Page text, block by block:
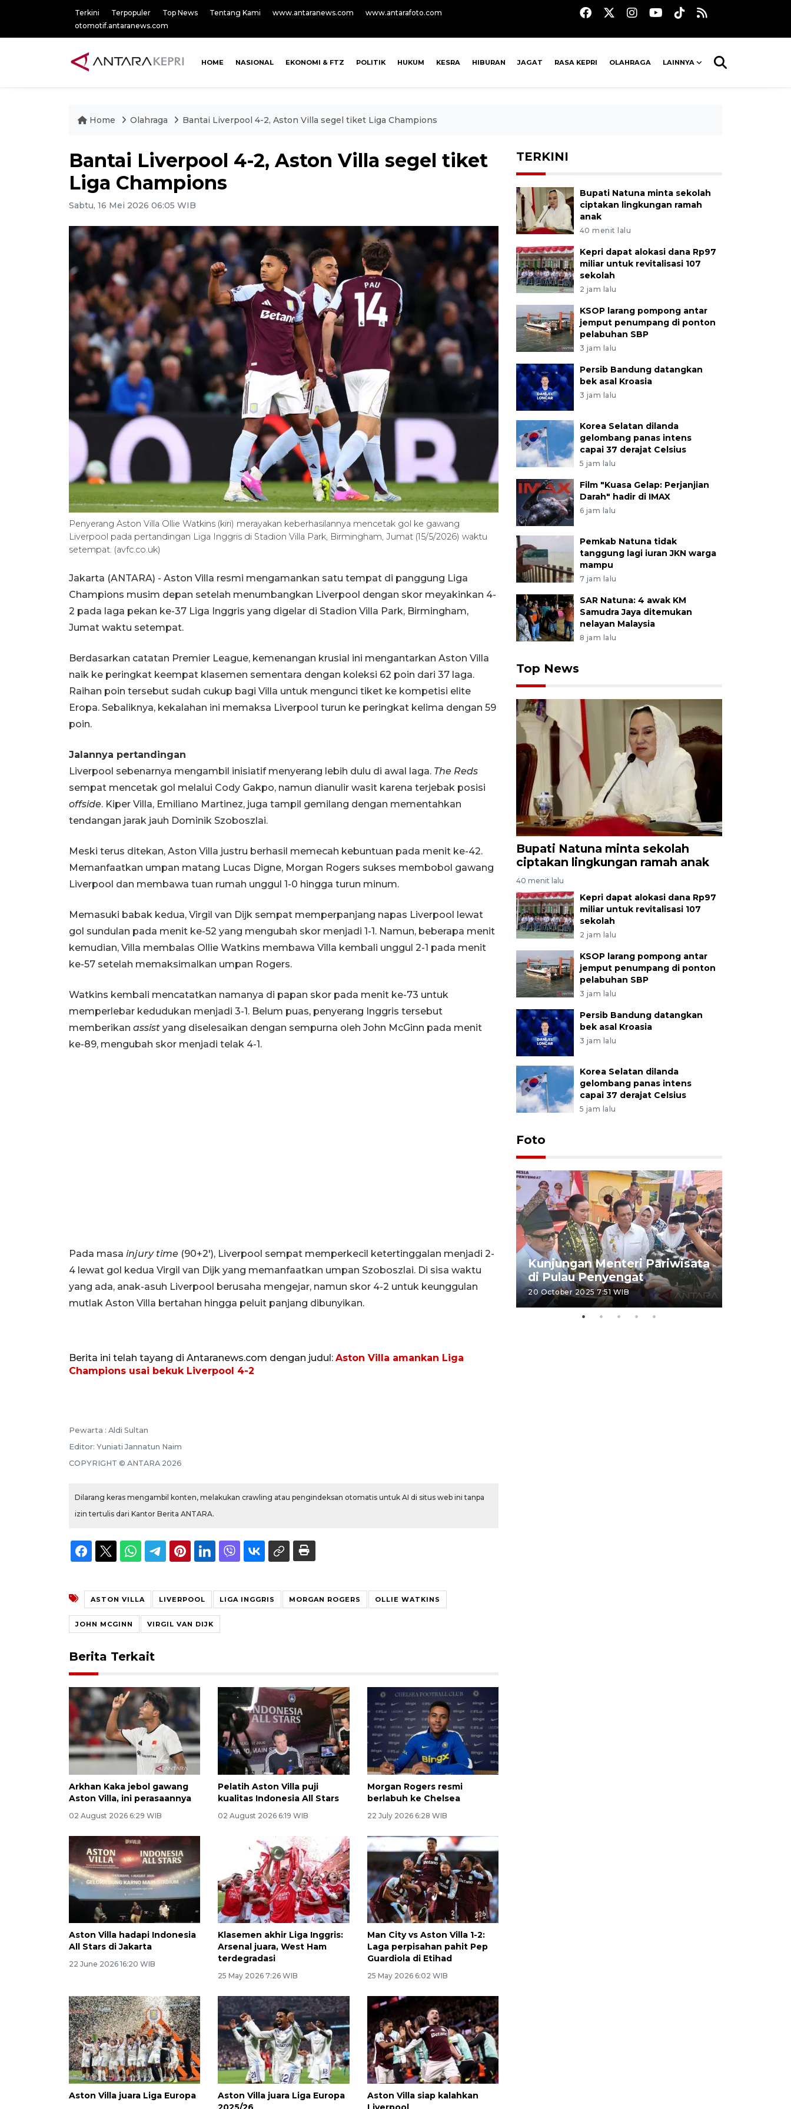
Terkini Terpopuler Top News Tentang Kami www.antaranews.com
www.antarafoto.com
otomotif.antaranews.com
HOME NASIONAL EKONOMI & FTZ POLITIK HUKUM KESRA HIBURAN JAGAT RASA KEPRI OLAHRAGA LAINNYA
Home Olahraga Bantai Liverpool 4-2, Aston Villa segel tiket Liga Champions
Bantai Liverpool 4-2, Aston Villa segel tiket
Liga Champions
Sabtu, 16 Mei 2026 06:05 WIB
Penyerang Aston Villa Ollie Watkins (kiri) merayakan keberhasilannya mencetak gol ke gawang
Liverpool pada pertandingan Liga Inggris di Stadion Villa Park, Birmingham, Jumat (15/5/2026) waktu
setempat. (avfc.co.uk)
Jakarta (ANTARA) - Aston Villa resmi mengamankan satu tempat di panggung Liga
Champions musim depan setelah menumbangkan Liverpool dengan skor meyakinkan 4-
2 pada laga pekan ke-37 Liga Inggris yang digelar di Stadion Villa Park, Birmingham,
Jumat waktu setempat.
Berdasarkan catatan Premier League, kemenangan krusial ini mengantarkan Aston Villa
naik ke peringkat keempat klasemen sementara dengan koleksi 62 poin dari 37 laga.
Raihan poin tersebut sudah cukup bagi Villa untuk mengunci tiket ke kompetisi elite
Eropa. Sebaliknya, kekalahan ini memaksa Liverpool turun ke peringkat kelima dengan 59
poin.
Jalannya pertandingan
Liverpool sebenarnya mengambil inisiatif menyerang lebih dulu di awal laga. The Reds
sempat mencetak gol melalui Cody Gakpo, namun dianulir wasit karena terjebak posisi
offside. Kiper Villa, Emiliano Martinez, juga tampil gemilang dengan mementahkan
tendangan jarak jauh Dominik Szoboszlai.
Meski terus ditekan, Aston Villa justru berhasil memecah kebuntuan pada menit ke-42.
Memanfaatkan umpan matang Lucas Digne, Morgan Rogers sukses membobol gawang
Liverpool dan membawa tuan rumah unggul 1-0 hingga turun minum.
Memasuki babak kedua, Virgil van Dijk sempat memperpanjang napas Liverpool lewat
gol sundulan pada menit ke-52 yang mengubah skor menjadi 1-1. Namun, beberapa menit
kemudian, Villa membalas Ollie Watkins membawa Villa kembali unggul 2-1 pada menit
ke-57 setelah memaksimalkan umpan Rogers.
Watkins kembali mencatatkan namanya di papan skor pada menit ke-73 untuk
memperlebar kedudukan menjadi 3-1. Belum puas, penyerang Inggris tersebut
memberikan assist yang diselesaikan dengan sempurna oleh John McGinn pada menit
ke-89, mengubah skor menjadi telak 4-1.
Pada masa injury time (90+2'), Liverpool sempat memperkecil ketertinggalan menjadi 2-
4 lewat gol kedua Virgil van Dijk yang memanfaatkan umpan Szoboszlai. Di sisa waktu
yang ada, anak-asuh Liverpool berusaha mengejar, namun skor 4-2 untuk keunggulan
mutlak Aston Villa bertahan hingga peluit panjang dibunyikan.
Berita ini telah tayang di Antaranews.com dengan judul: Aston Villa amankan Liga
Champions usai bekuk Liverpool 4-2
Pewarta : Aldi Sultan
Editor: Yuniati Jannatun Naim
COPYRIGHT © ANTARA 2026
Dilarang keras mengambil konten, melakukan crawling atau pengindeksan otomatis untuk AI di situs web ini tanpa
izin tertulis dari Kantor Berita ANTARA.
ASTON VILLA LIVERPOOL LIGA INGGRIS MORGAN ROGERS OLLIE WATKINS
JOHN MCGINN VIRGIL VAN DIJK
Berita Terkait
Arkhan Kaka jebol gawang
Aston Villa, ini perasaannya
02 August 2026 6:29 WIB
Pelatih Aston Villa puji
kualitas Indonesia All Stars
02 August 2026 6:19 WIB
Morgan Rogers resmi
berlabuh ke Chelsea
22 July 2026 6:28 WIB
Aston Villa hadapi Indonesia
All Stars di Jakarta
22 June 2026 16:20 WIB
Klasemen akhir Liga Inggris:
Arsenal juara, West Ham
terdegradasi
25 May 2026 7:26 WIB
Man City vs Aston Villa 1-2:
Laga perpisahan pahit Pep
Guardiola di Etihad
25 May 2026 6:02 WIB
Aston Villa juara Liga Europa
Aston Villa juara Liga Europa
Aston Villa siap kalahkan
TERKINI
Bupati Natuna minta sekolah
ciptakan lingkungan ramah
anak
40 menit lalu
Kepri dapat alokasi dana Rp97
miliar untuk revitalisasi 107
sekolah
2 jam lalu
KSOP larang pompong antar
jemput penumpang di ponton
pelabuhan SBP
3 jam lalu
Persib Bandung datangkan
bek asal Kroasia
3 jam lalu
Korea Selatan dilanda
gelombang panas intens
capai 37 derajat Celsius
5 jam lalu
Film "Kuasa Gelap: Perjanjian
Darah" hadir di IMAX
6 jam lalu
Pemkab Natuna tidak
tanggung lagi iuran JKN warga
mampu
7 jam lalu
SAR Natuna: 4 awak KM
Samudra Jaya ditemukan
nelayan Malaysia
8 jam lalu
Top News
Bupati Natuna minta sekolah
ciptakan lingkungan ramah anak
40 menit lalu
Kepri dapat alokasi dana Rp97
miliar untuk revitalisasi 107
sekolah
2 jam lalu
KSOP larang pompong antar
jemput penumpang di ponton
pelabuhan SBP
3 jam lalu
Persib Bandung datangkan
bek asal Kroasia
3 jam lalu
Korea Selatan dilanda
gelombang panas intens
capai 37 derajat Celsius
5 jam lalu
Foto
Distribusi logistik pemilu
gunakan mobil jenazah
08 February 2024 15:30 WIB, 2024
Kunjungan Menteri Pariwisata
di Pulau Penyengat
20 October 2025 7:51 WIB